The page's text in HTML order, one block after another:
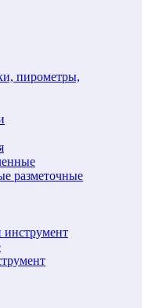
пирометры,
разметочные